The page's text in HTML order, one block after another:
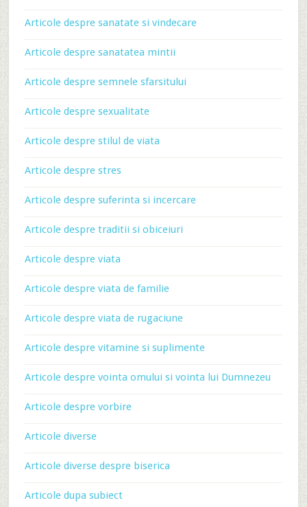
Articole despre sanatate si vindecare
Articole despre sanatatea mintii
Articole despre semnele sfarsitului
Articole despre sexualitate
Articole despre stilul de viata
Articole despre stres
Articole despre suferinta si incercare
Articole despre traditii si obiceiuri
Articole despre viata
Articole despre viata de familie
Articole despre viata de rugaciune
Articole despre vitamine si suplimente
Articole despre vointa omului si vointa lui Dumnezeu
Articole despre vorbire
Articole diverse
Articole diverse despre biserica
Articole dupa subiect